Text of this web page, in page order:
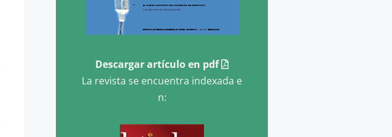
Descargar artículo en pdf
La revista se encuentra indexada e
n: